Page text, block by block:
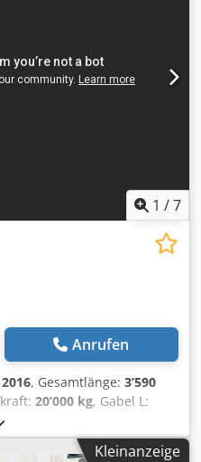
1 /7
Anrufen
2016, Gesamtlänge: 3’590
20’000 kg, Gabel L:
IK 350mm, AK-AK
Kleinanzeige